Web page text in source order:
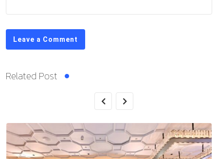
Leave a Comment
Related Post